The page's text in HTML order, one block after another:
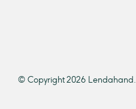
© Copyright 2026 Lendahand.